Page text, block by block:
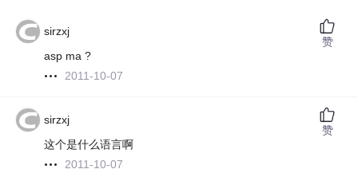
sirzxj
asp ma ?
2011-10-07
赞
sirzxj
这个是什么语言啊
2011-10-07
赞